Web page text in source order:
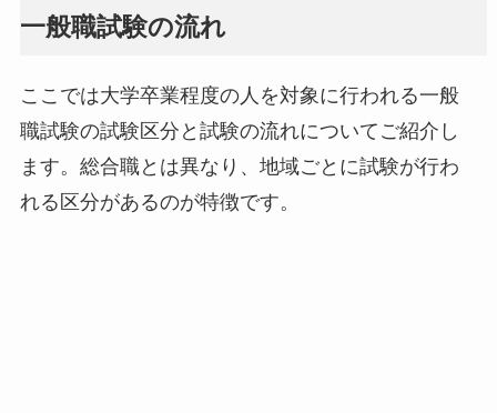
一般職試験の流れ
ここでは大学卒業程度の人を対象に行われる一般
職試験の試験区分と試験の流れについてご紹介し
ます。総合職とは異なり、地域ごとに試験が行わ
れる区分があるのが特徴です。